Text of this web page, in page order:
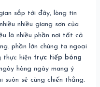
sắp tới đây, lòng tin
nhiều giang sơn của
là nhiều phần nơi tất cả
phần lớn chúng ta ngoại
thực hiện trực tiếp bóng
hàng ngày mang ý
suôn sẻ cùng chiến thắng.